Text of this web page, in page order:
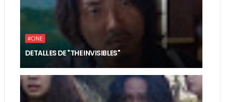
#CINE
DETALLES DE "THE INVISIBLES"